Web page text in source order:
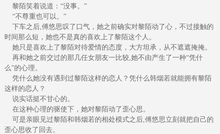
黎陌笑着说道：“没事。”
“不尊重也可以。”
下车之后,傅悠思叹了口气，她之前确实对黎陌动了心，不过接触的
时间那么短，她也不是真的喜欢上了黎陌这个人。
她只是喜欢上了黎陌对待爱情的态度，大方坦承，从不遮遮掩掩。
再和她之前交过的那几任女朋友一比较,她不由产生了一种“凭什
么”的心理。
凭什么她没有遇到过黎陌这样的恋人？凭什么韩烟若就能拥有黎陌
这样的恋人？
说实话挺不甘心的。
在这种心理的驱使下，她对黎陌动了歪心思。
可是亲眼见过黎陌和韩烟若的相处模式之后,傅悠思立刻就把自己的
歪心思收了回去。